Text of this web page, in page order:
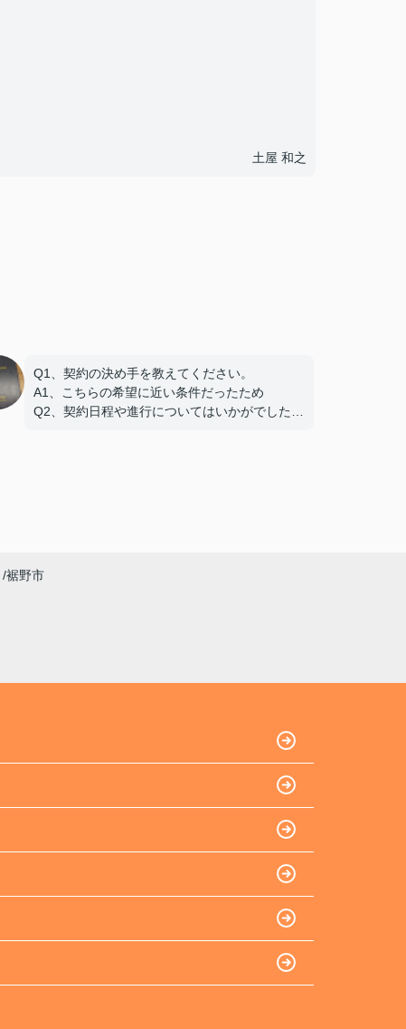
土屋 和之
Q1、契約の決め手を教えてください。
A1、こちらの希望に近い条件だったため
Q2、契約日程や進行についてはいかがでしたで
裾野市